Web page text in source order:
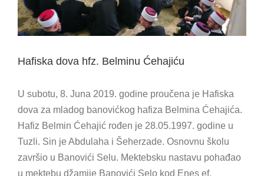
Hafiska dova hfz. Belminu Ćehajiću
U subotu, 8. Juna 2019. godine proučena je Hafiska
dova za mladog banovićkog hafiza Belmina Ćehajića.
Hafiz Belmin Ćehajić rođen je 28.05.1997. godine u
Tuzli. Sin je Abdulaha i Šeherzade. Osnovnu školu
završio u Banovići Selu. Mektebsku nastavu pohađao
u mektebu džamije Banovići Selo kod Enes ef.